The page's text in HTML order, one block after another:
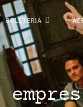
BOLETERIA